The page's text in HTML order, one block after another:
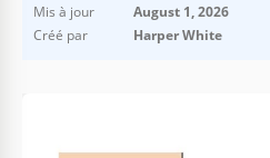
Mis à jour
August 1, 2026
Créé par
Harper White